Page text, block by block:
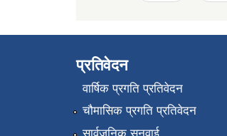
प्रतिवेदन
वार्षिक प्रगति प्रतिवेदन
चौमासिक प्रगति प्रतिवेदन
सार्वजनिक सुनुवाई